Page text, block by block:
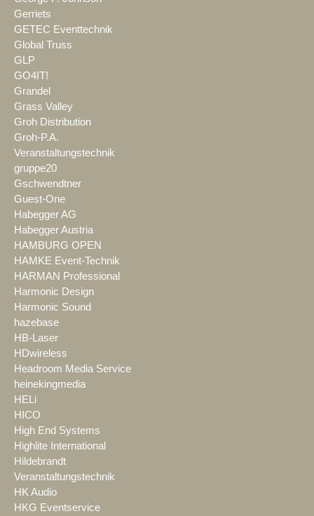
Gerriets
GETEC Eventtechnik
Global Truss
GLP
GO4IT!
Grandel
Grass Valley
Groh Distribution
Groh-P.A.
Veranstaltungstechnik
gruppe20
Gschwendtner
Guest-One
Habegger AG
Habegger Austria
HAMBURG OPEN
HAMKE Event-Technik
HARMAN Professional
Harmonic Design
Harmonic Sound
hazebase
HB-Laser
HDwireless
Headroom Media Service
heinekingmedia
HELi
HICO
High End Systems
Highlite International
Hildebrandt
Veranstaltungstechnik
HK Audio
HKG Eventservice